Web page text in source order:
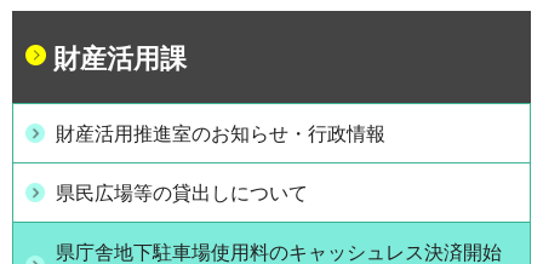
財産活用課
財産活用推進室のお知らせ・行政情報
県民広場等の貸出しについて
県庁舎地下駐車場使用料のキャッシュレス決済開始